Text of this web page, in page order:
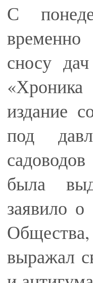
С
сносу
издание
под
была
заявило
выражал